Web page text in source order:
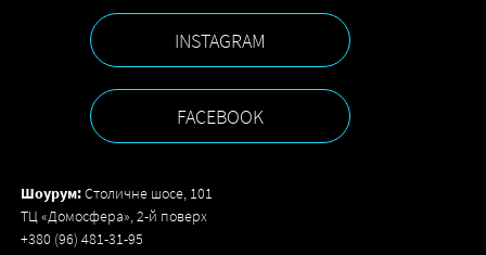
FACEBOOK
INSTAGRAM
Шоурум:Столичне шосе, 101
ТЦ «Домосфера», 2-й поверх
+380 (96) 481-31-95